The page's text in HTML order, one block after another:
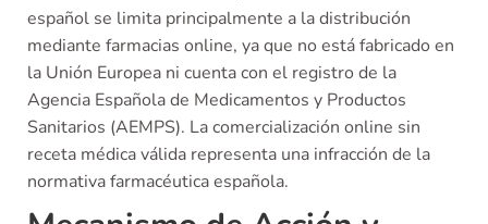
español se limita principalmente a la distribución
mediante farmacias online, ya que no está fabricado en
la Unión Europea ni cuenta con el registro de la
Agencia Española de Medicamentos y Productos
Sanitarios (AEMPS). La comercialización online sin
receta médica válida representa una infracción de la
normativa farmacéutica española.